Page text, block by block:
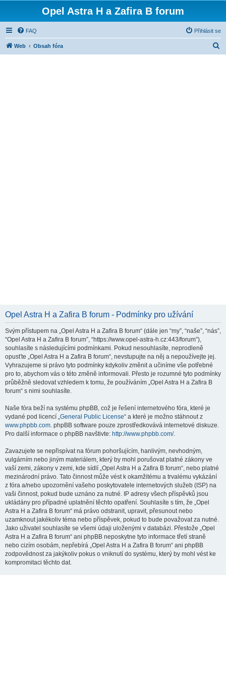
Opel Astra H a Zafira B forum
FAQ Přihlásit se
Web Obsah fóra
Opel Astra H a Zafira B forum - Podmínky pro užívání
Svým přístupem na „Opel Astra H a Zafira B forum“ (dále jen “my”, “naše”, “nás”,
“Opel Astra H a Zafira B forum”, “https://www.opel-astra-h.cz:443/forum”),
souhlasíte s následujícími podmínkami. Pokud nesouhlasíte, neprodleně
opusťte „Opel Astra H a Zafira B forum“, nevstupujte na něj a nepoužívejte jej.
Vyhrazujeme si právo tyto podmínky kdykoliv změnit a učiníme vše potřebné
pro to, abychom vás o této změně informovali. Přesto je rozumné tyto podmínky
průběžně sledovat vzhledem k tomu, že používáním „Opel Astra H a Zafira B
forum“ s nimi souhlasíte.
Naše fóra beží na systému phpBB, což je řešení internetového fóra, které je
vydané pod licencí „General Public License“ a které je možno stáhnout z
www.phpbb.com. phpBB software pouze zprostředkovává internetové diskuze.
Pro další informace o phpBB navštivte: http://www.phpbb.com/.
Zavazujete se nepřispívat na fórum pohoršujícím, hanlivým, nevhodným,
vulgárním nebo jiným materiálem, který by mohl porušovat platné zákony ve
vaší zemi, zákony v zemi, kde sídlí „Opel Astra H a Zafira B forum“, nebo platné
mezinárodní právo. Tato činnost může vést k okamžitému a trvalému vykázání
z fóra a/nebo upozornění vašeho poskytovatele internetových služeb (ISP) na
vaši činnost, pokud bude uznáno za nutné. IP adresy všech příspěvků jsou
ukládány pro případné uplatnění těchto opatření. Souhlasíte s tím, že „Opel
Astra H a Zafira B forum“ má právo odstranit, upravit, přesunout nebo
uzamknout jakékoliv téma nebo příspěvek, pokud to bude považovat za nutné.
Jako uživatel souhlasíte se všemi údaji uloženými v databázi. Přestože „Opel
Astra H a Zafira B forum“ ani phpBB neposkytne tyto informace třetí straně
nebo cizím osobám, nepřebírá „Opel Astra H a Zafira B forum“ ani phpBB
zodpovědnost za jakýkoliv pokus o vniknutí do systému, který by mohl vést ke
kompromitaci těchto dat.